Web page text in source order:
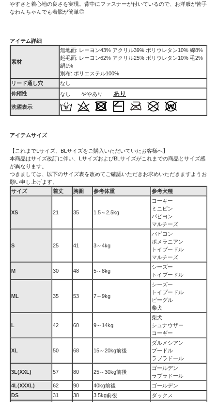
やすさと着心地の良さを実現。背中にファスナーが付いているので、お洋服が苦手
なわんちゃんでも着脱が簡単◎
アイテム詳細
素材
無地面: レーヨン43% アクリル39% ポリウレタン10% 綿8%
起毛面: レーヨン62% アクリル25% ポリウレタン10% 毛2%
絹1%
別布: ポリエステル100%
リード通し穴
なし
伸縮性
なし ややあり あり
洗濯表示
アイテムサイズ
【これまでLサイズ、BLサイズをご購入いただいていたお客様へ】
本商品はサイズ改訂に伴い、LサイズおよびBLサイズがこれまでの商品とサイズ感
が異なります。
つきましては、以下のサイズ表を改めてご確認いただきお求めいただきますようお
願い申し上げます。
サイズ
着丈 胸囲 参考体重 参考犬種
XS 21 35 1.5～2.5kg
ヨーキー
ミニピン
パピヨン
マルチーズ
S 25 41 3～4kg
パピヨン
ポメラニアン
トイプードル
マルチーズ
M 30 48 5～8kg
シーズー
トイプードル
ML 35 53 7～9kg
シーズー
トイプードル
ビーグル
柴犬
L 42 60 9～14kg
柴犬
シュナウザー
コーギー
XL 50 68 15～20kg前後
ダルメシアン
プードル
ラブラドール
3L(XXL) 57 80 25～30kg前後
ゴールデン
ラブラドール
4L(XXXL)
62 90 40kg前後
ゴールデン
DS
31 38 3.5kg前後 ダックス